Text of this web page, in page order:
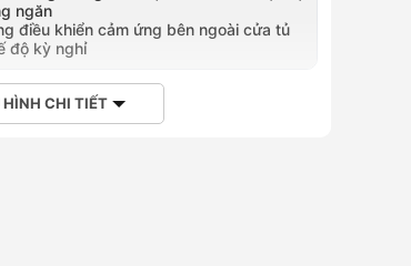
ngăn
điều khiển cảm ứng bên ngoài cửa tủ
độ kỳ nghỉ
HÌNH CHI TIẾT